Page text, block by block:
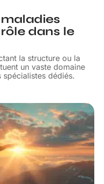
dans le
la structure ou la
un vaste domaine
dédiés.